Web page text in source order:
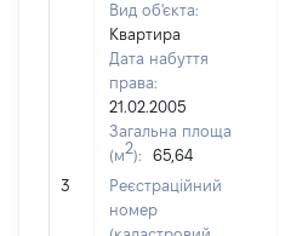
3
Вид об'єкта:
Квартира
Дата набуття
права:
21.02.2005
Загальна площа
(м2):
65,64
Реєстраційний
номер